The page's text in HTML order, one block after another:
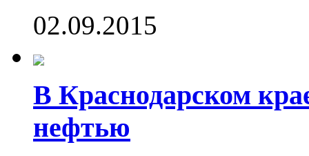
02.09.2015
В Краснодарском
нефтью